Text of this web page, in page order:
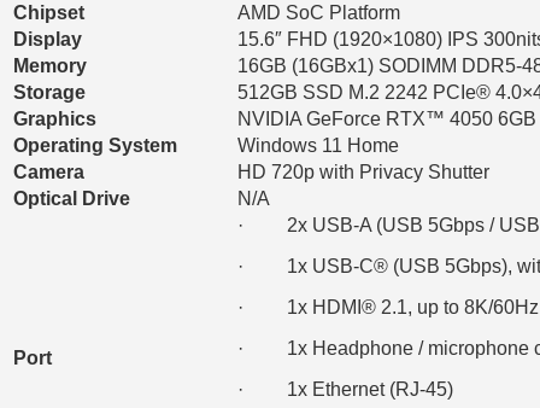
Chipset
AMD SoC Platform
Display
15.6″ FHD (1920×1080) IPS
Memory
16GB (16GBx1) SODIMM DDR5-
Storage
512GB SSD M.2 2242 PCIe®
Graphics
NVIDIA GeForce RTX™ 4050
Operating System
Windows 11 Home
Camera
HD 720p with Privacy Shutter
Optical Drive
N/A
Port
· 2x USB-A (USB 5Gbps / USB
· 1x USB-C® (USB 5Gbps),
· 1x HDMI® 2.1, up to 8K/60Hz
· 1x Headphone / microphone
· 1x Ethernet (RJ-45)